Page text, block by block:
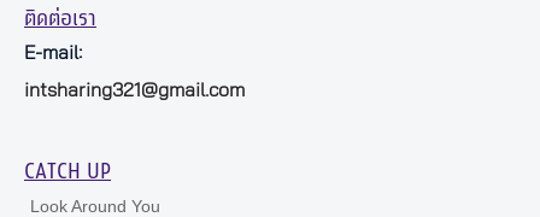
ติดต่อเรา
E-mail:
intsharing321@gmail.com
CATCH UP
Look Around You